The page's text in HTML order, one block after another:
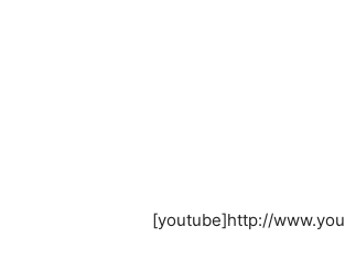
[youtube]http://